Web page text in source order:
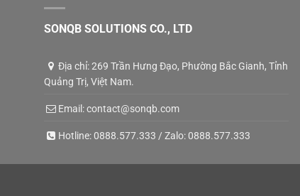
SONQB SOLUTIONS CO., LTD
Địa chỉ: 269 Trần Hưng Đạo, Phường Bắc Gianh, Tỉnh
Quảng Trị, Việt Nam.
Email:contact@sonqb.com
Hotline:0888.577.333 / Zalo:0888.577.333